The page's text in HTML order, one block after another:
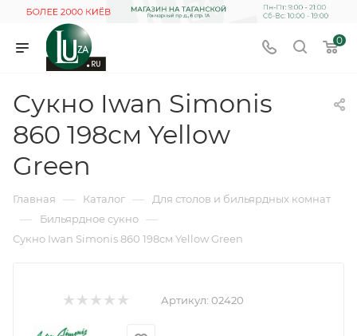
0
Сукно Iwan Simonis
860 198см Yellow
Green
Главная — Каталог — Для столов и бильярдных комнат
— Бильярдное сукно —
Сукно Iwan Simonis 860 198см Yellow Green
Артикул: 02420